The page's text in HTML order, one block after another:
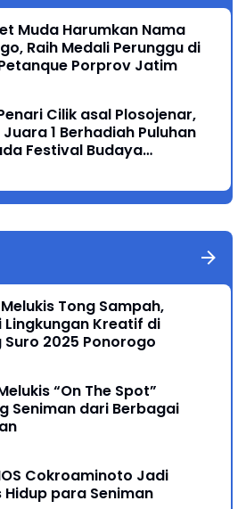
Muda Harumkan Nama
Raih Medali Perunggu di
Porprov Jatim
Cilik asal Plosojenar,
1 Berhadiah Puluhan
Festival Budaya
Tong Sampah,
Lingkungan Kreatif di
Suro 2025 Ponorogo
“On The Spot”
Seniman dari Berbagai
Cokroaminoto Jadi
Hidup para Seniman